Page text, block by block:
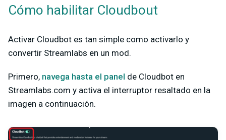
Cómo habilitar Cloudbout
Activar Cloudbot es tan simple como activarlo y
convertir Streamlabs en un mod.
Primero, navega hasta el panel de Cloudbot en
Streamlabs.com y activa el interruptor resaltado en la
imagen a continuación.